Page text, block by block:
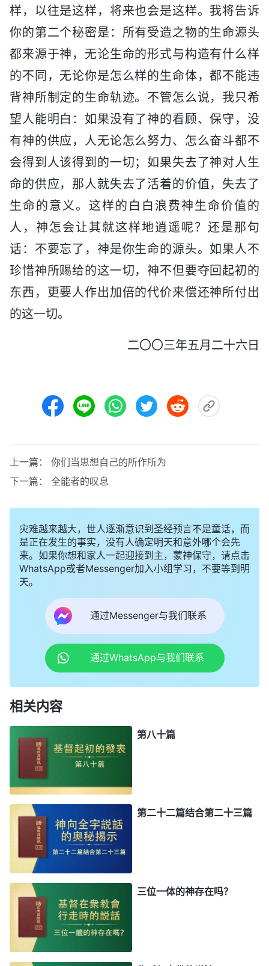
样，以往是这样，将来也会是这样。我将告诉
你的第二个秘密是：所有受造之物的生命源头
都来源于神，无论生命的形式与构造有什么样
的不同，无论你是怎么样的生命体，都不能违
背神所制定的生命轨迹。不管怎么说，我只希
望人能明白：如果没有了神的看顾、保守，没
有神的供应，人无论怎么努力、怎么奋斗都不
会得到人该得到的一切；如果失去了神对人生
命的供应，那人就失去了活着的价值，失去了
生命的意义。这样的白白浪费神生命价值的
人，神怎会让其就这样地逍遥呢？还是那句
话：不要忘了，神是你生命的源头。如果人不
珍惜神所赐给的这一切，神不但要夺回起初的
东西，更要人作出加倍的代价来偿还神所付出
的这一切。
二〇〇三年五月二十六日
上一篇： 你们当思想自己的所作所为
下一篇： 全能者的叹息
灾难越来越大，世人逐渐意识到圣经预言不是童话，而
是正在发生的事实，没有人确定明天和意外哪个会先
来。如果你想和家人一起迎接到主，蒙神保守，请点击
WhatsApp或者Messenger加入小组学习，不要等到明
天。
通过Messenger与我们联系
通过WhatsApp与我们联系
相关内容
第八十篇
第二十二篇结合第二十三篇
三位一体的神存在吗？